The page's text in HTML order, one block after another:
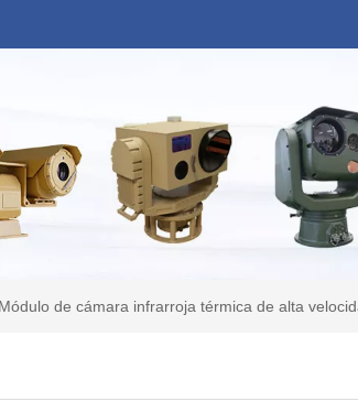
de cámara infrarroja térmica de alta